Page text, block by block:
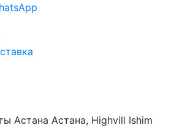
Астана Астана, Highvill Ishim